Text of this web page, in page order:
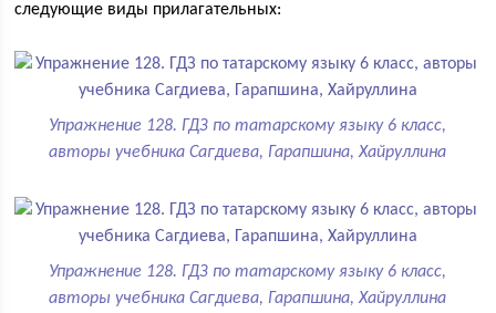
следующие виды прилагательных:
Упражнение 128. ГДЗ по татарскому языку 6 класс,
авторы учебника Сагдиева, Гарапшина, Хайруллина
Упражнение 128. ГДЗ по татарскому языку 6 класс,
авторы учебника Сагдиева, Гарапшина, Хайруллина